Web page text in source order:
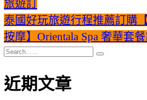
旅遊訂
泰國好玩旅遊行程推薦訂購
按摩】Orientala Spa 奢華套
近期文章